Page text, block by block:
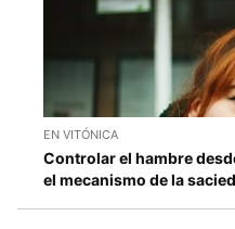
EN VITÓNICA
Controlar el hambre
el mecanismo de la